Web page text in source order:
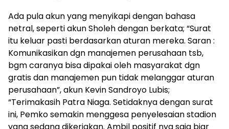
Ada pula akun yang menyikapi dengan bahasa
netral, seperti akun Sholeh dengan berkata; “Surat
itu keluar pasti berdasarkan aturan mereka. Saran :
Komunikasikan dgn manajemen perusahaan tsb,
bgm caranya bisa dipakai oleh masyarakat dgn
gratis dan manajemen pun tidak melanggar aturan
perusahaan”, akun Kevin Sandroyo Lubis;
“Terimakasih Patra Niaga. Setidaknya dengan surat
ini, Pemko semakin menggesa penyelesaian stadion
yang sedang dikerjakan. Ambil positif nya saja biar